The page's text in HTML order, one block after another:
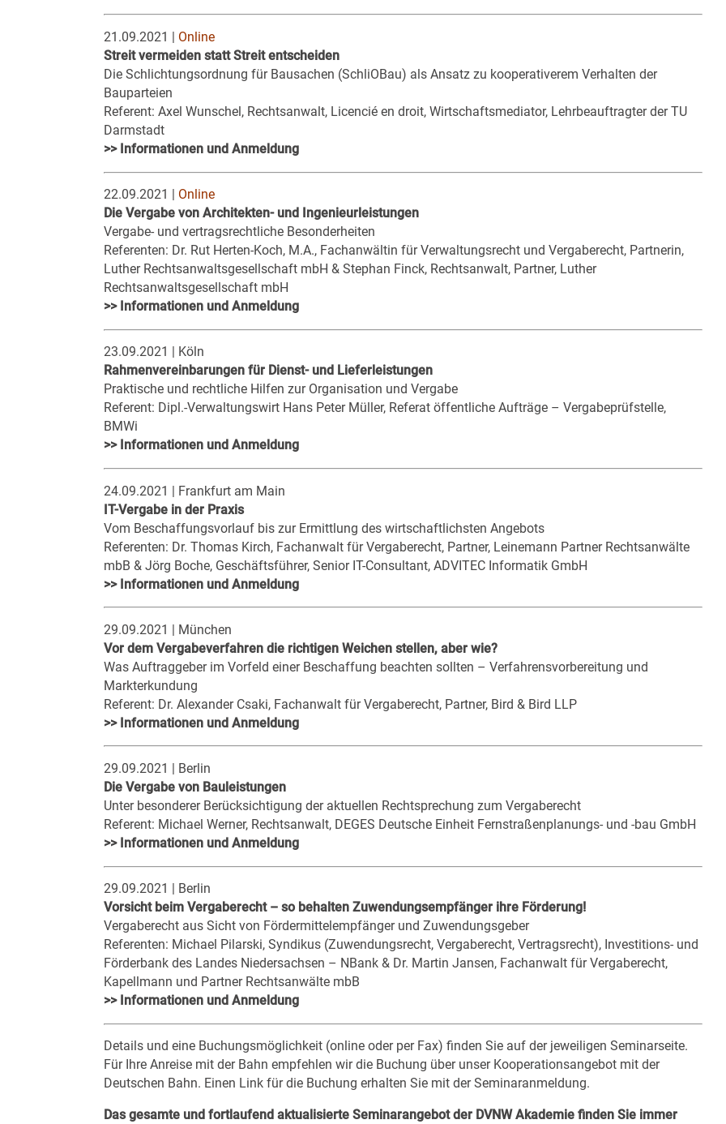
21.09.2021 | Online
Streit vermeiden statt Streit entscheiden
Die Schlichtungsordnung für Bausachen (SchliOBau) als Ansatz zu kooperativerem Verhalten der
Bauparteien
Referent: Axel Wunschel, Rechtsanwalt, Licencié en droit, Wirtschaftsmediator, Lehrbeauftragter der TU
Darmstadt
>> Informationen und Anmeldung
22.09.2021 | Online
Die Vergabe von Architekten- und Ingenieurleistungen
Vergabe- und vertragsrechtliche Besonderheiten
Referenten: Dr. Rut Herten-Koch, M.A., Fachanwältin für Verwaltungsrecht und Vergaberecht, Partnerin,
Luther Rechtsanwaltsgesellschaft mbH & Stephan Finck, Rechtsanwalt, Partner, Luther
Rechtsanwaltsgesellschaft mbH
>> Informationen und Anmeldung
23.09.2021 | Köln
Rahmenvereinbarungen für Dienst- und Lieferleistungen
Praktische und rechtliche Hilfen zur Organisation und Vergabe
Referent: Dipl.-Verwaltungswirt Hans Peter Müller, Referat öffentliche Aufträge – Vergabeprüfstelle,
BMWi
>> Informationen und Anmeldung
24.09.2021 | Frankfurt am Main
IT-Vergabe in der Praxis
Vom Beschaffungsvorlauf bis zur Ermittlung des wirtschaftlichsten Angebots
Referenten: Dr. Thomas Kirch, Fachanwalt für Vergaberecht, Partner, Leinemann Partner Rechtsanwälte
mbB & Jörg Boche, Geschäftsführer, Senior IT-Consultant, ADVITEC Informatik GmbH
>> Informationen und Anmeldung
29.09.2021 | München
Vor dem Vergabeverfahren die richtigen Weichen stellen, aber wie?
Was Auftraggeber im Vorfeld einer Beschaffung beachten sollten – Verfahrensvorbereitung und
Markterkundung
Referent: Dr. Alexander Csaki, Fachanwalt für Vergaberecht, Partner, Bird & Bird LLP
>> Informationen und Anmeldung
29.09.2021 | Berlin
Die Vergabe von Bauleistungen
Unter besonderer Berücksichtigung der aktuellen Rechtsprechung zum Vergaberecht
Referent: Michael Werner, Rechtsanwalt, DEGES Deutsche Einheit Fernstraßenplanungs- und -bau GmbH
>> Informationen und Anmeldung
29.09.2021 | Berlin
Vorsicht beim Vergaberecht – so behalten Zuwendungsempfänger ihre Förderung!
Vergaberecht aus Sicht von Fördermittelempfänger und Zuwendungsgeber
Referenten: Michael Pilarski, Syndikus (Zuwendungsrecht, Vergaberecht, Vertragsrecht), Investitions- und
Förderbank des Landes Niedersachsen – NBank & Dr. Martin Jansen, Fachanwalt für Vergaberecht,
Kapellmann und Partner Rechtsanwälte mbB
>> Informationen und Anmeldung
Details und eine Buchungsmöglichkeit (online oder per Fax) finden Sie auf der jeweiligen Seminarseite.
Für Ihre Anreise mit der Bahn empfehlen wir die Buchung über unser Kooperationsangebot mit der
Deutschen Bahn. Einen Link für die Buchung erhalten Sie mit der Seminaranmeldung.
Das gesamte und fortlaufend aktualisierte Seminarangebot der DVNW Akademie finden Sie immer